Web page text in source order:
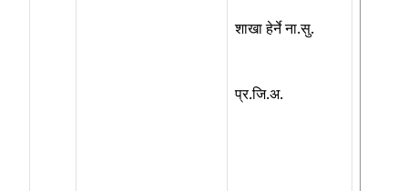
शाखा हेर्ने ना.सु.
प्र.जि.अ.